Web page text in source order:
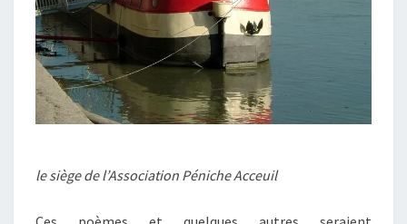
le siège de l’Association Péniche Acceuil